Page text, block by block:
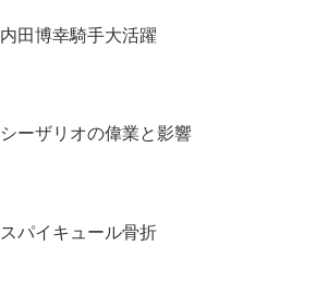
内田博幸騎手大活躍
シーザリオの偉業と影響
スパイキュール骨折